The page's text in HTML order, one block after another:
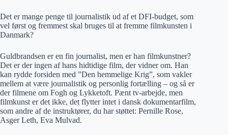
Det er mange penge til journalistik ud af et DFI-budget, som
vel først og fremmest skal bruges til at fremme filmkunsten i
Danmark?
Guldbrandsen er en fin journalist, men er han filmkunstner?
Det er der ingen af hans hidtidige film, der vidner om. Han
kan rydde forsiden med ”Den hemmelige Krig”, som vakler
mellem at være journalistik og personlig fortælling – og så er
der filmene om Fogh og Lykketoft. Pænt tv-arbejde, men
filmkunst er det ikke, det flytter intet i dansk dokumentarfilm,
som andre af de instruktører, du har støttet: Pernille Rose,
Asger Leth, Eva Mulvad.